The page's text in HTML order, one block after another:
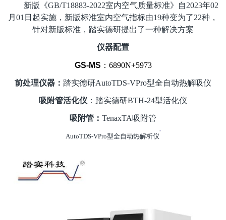
新版《GB/T18883-2022室内空气质量标准》自2023年02
月01日起实施，新版标准室内空气指标由19种变为了22种，
针对新版标准，踏实德研提出了一种解决方案
仪器配置
GS-MS ：6890N+5973
前处理仪器： 踏实德研AutoTDS-VPro型全自动热解吸仪
吸附管活化仪 ：踏实德研BTH-24型活化仪
吸附管： TenaxTA 吸附管
AutoTDS-VPro型全自动热解析仪